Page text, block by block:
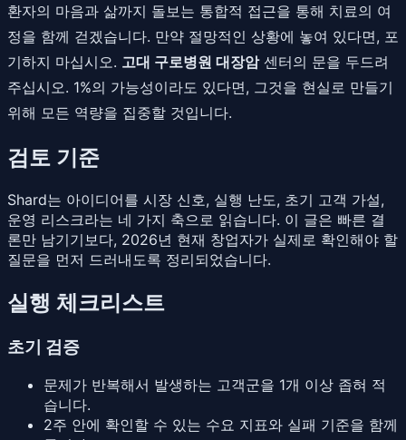
환자의 마음과 삶까지 돌보는 통합적 접근을 통해 치료의 여
정을 함께 걷겠습니다. 만약 절망적인 상황에 놓여 있다면, 포
기하지 마십시오. 고대 구로병원 대장암센터의 문을 두드려
주십시오. 1%의 가능성이라도 있다면, 그것을 현실로 만들기
위해 모든 역량을 집중할 것입니다.
검토 기준
Shard는 아이디어를 시장 신호, 실행 난도, 초기 고객 가설,
운영 리스크라는 네 가지 축으로 읽습니다. 이 글은 빠른 결
론만 남기기보다, 2026년 현재 창업자가 실제로 확인해야 할
질문을 먼저 드러내도록 정리되었습니다.
실행 체크리스트
초기 검증
문제가 반복해서 발생하는 고객군을 1개 이상 좁혀 적
습니다.
2주 안에 확인할 수 있는 수요 지표와 실패 기준을 함께